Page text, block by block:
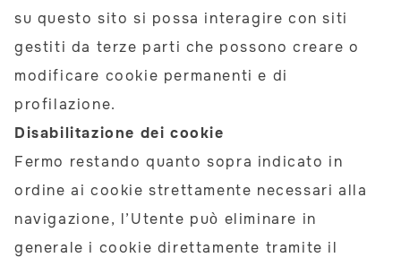
su questo sito si possa interagire con siti
gestiti da terze parti che possono creare o
modificare cookie permanenti e di
profilazione.
Disabilitazione dei cookie
Fermo restando quanto sopra indicato in
ordine ai cookie strettamente necessari alla
navigazione, l’Utente può eliminare in
generale i cookie direttamente tramite il